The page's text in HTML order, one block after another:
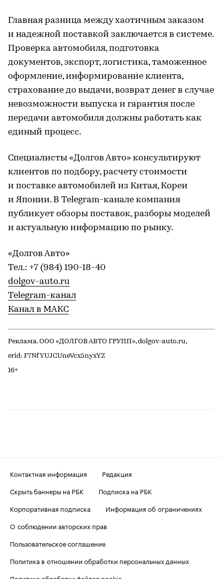
Главная разница между хаотичным заказом
и надежной поставкой заключается в системе.
Проверка автомобиля, подготовка
документов, экспорт, логистика, таможенное
оформление, информирование клиента,
страхование до выдачи, возврат денег в случае
невозможности выпуска и гарантия после
передачи автомобиля должны работать как
единый процесс.
Специалисты «Долгов Авто» консультируют
клиентов по подбору, расчету стоимости
и поставке автомобилей из Китая, Кореи
и Японии. В Telegram-канале компания
публикует обзоры поставок, разборы моделей
и актуальную информацию по рынку.
«Долгов Авто»
Тел.: +7 (984) 190-18-40
dolgov-auto.ru
Telegram-канал
Канал в МАКС
Реклама. ООО «ДОЛГОВ АВТО ГРУПП», dolgov-auto.ru,
erid: F7NfYUJCUneVcx5nyxYZ
16+
Контактная информация
Редакция
Скрыть баннеры на РБК
Подписка на РБК
Корпоративная подписка
Информация об ограничениях
О соблюдении авторских прав
Пользовательское соглашение
Политика в отношении обработки персональных данных